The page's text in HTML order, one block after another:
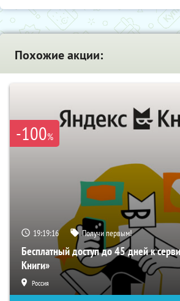
Похожие акции:
-100%
19:19:15 Получи первым!
Бесплатный доступ до 45 дней к
Книги»
Россия